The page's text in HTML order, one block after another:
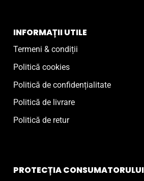
INFORMAȚII UTILE
Termeni & condiții
Politică cookies
Politică de confidențialitate
Politică de livrare
Politică de retur
PROTECȚIA CONSUMATORULUI